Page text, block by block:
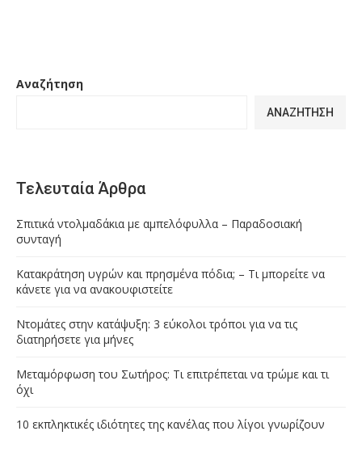
Αναζήτηση
ΑΝΑΖΉΤΗΣΗ
Τελευταία Άρθρα
Σπιτικά ντολμαδάκια με αμπελόφυλλα – Παραδοσιακή
συνταγή
Κατακράτηση υγρών και πρησμένα πόδια; – Τι μπορείτε να
κάνετε για να ανακουφιστείτε
Ντομάτες στην κατάψυξη: 3 εύκολοι τρόποι για να τις
διατηρήσετε για μήνες
Μεταμόρφωση του Σωτήρος: Τι επιτρέπεται να τρώμε και τι
όχι
10 εκπληκτικές ιδιότητες της κανέλας που λίγοι γνωρίζουν